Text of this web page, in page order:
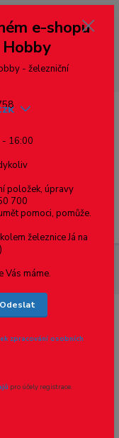
chcete platit v eurech
- pravý horní roh ---
nevyzvednete, bude po
poštovné, v opačném
a rušeny následující
Menu
e-shopu
Hobby
- železniční
- 16:00
položek, úpravy
700
pomoci, pomůže.
železnice Já na
Vás máme.
Odeslat
zpracování osobních
pro účely registrace.